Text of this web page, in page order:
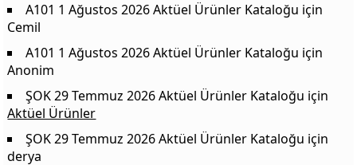
A101 1 Ağustos 2026 Aktüel Ürünler Kataloğu için
Cemil
A101 1 Ağustos 2026 Aktüel Ürünler Kataloğu için
Anonim
ŞOK 29 Temmuz 2026 Aktüel Ürünler Kataloğu için
Aktüel Ürünler
ŞOK 29 Temmuz 2026 Aktüel Ürünler Kataloğu için
derya